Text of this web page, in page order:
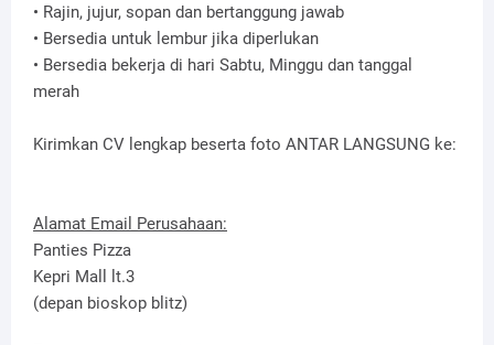
• Rajin, jujur, sopan dan bertanggung jawab
• Bersedia untuk lembur jika diperlukan
• Bersedia bekerja di hari Sabtu, Minggu dan tanggal
merah
Kirimkan CV lengkap beserta foto ANTAR LANGSUNG ke:
Alamat Email Perusahaan:
Panties Pizza
Kepri Mall lt.3
(depan bioskop blitz)